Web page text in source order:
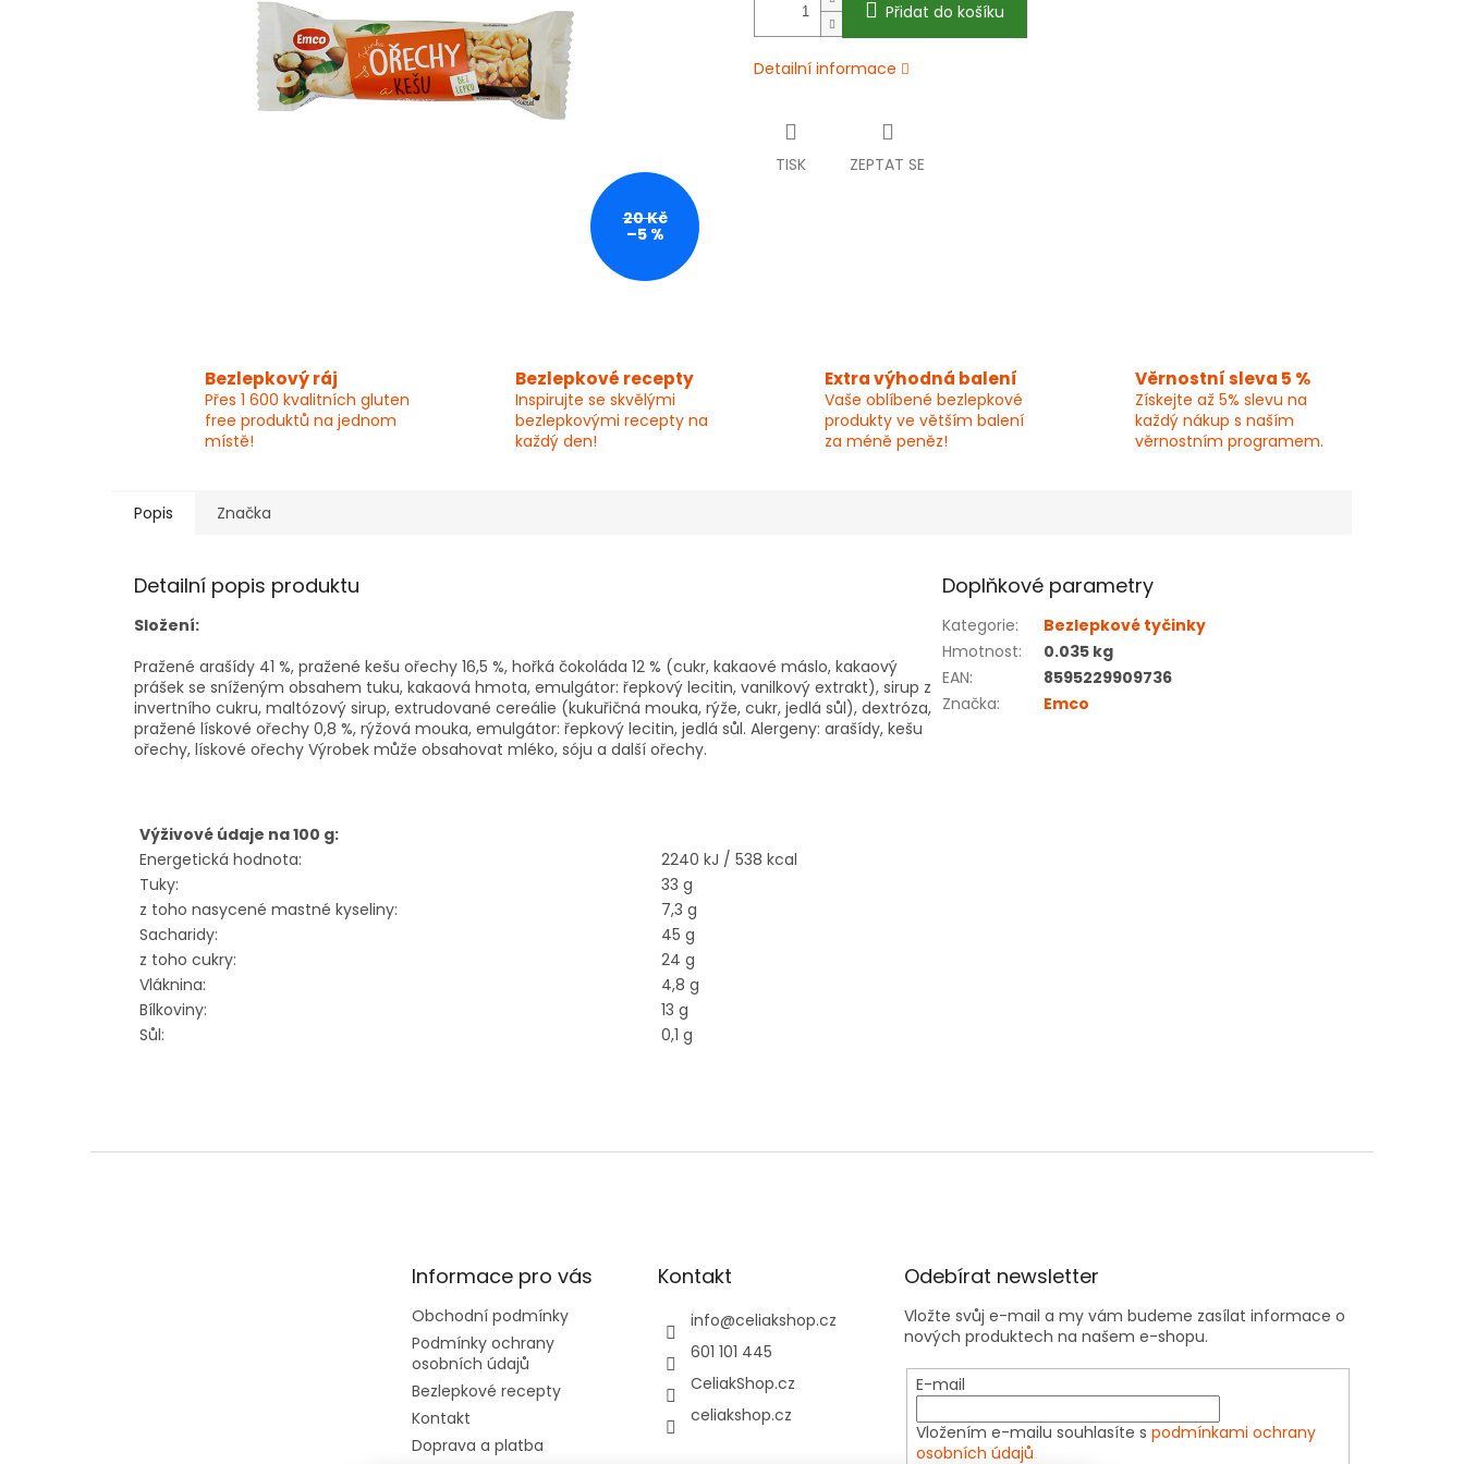
20 Kč
–5 %
Přidat do košíku
Detailní informace
TISK ZEPTAT SE
Bezlepkový ráj
Přes 1 600 kvalitních gluten
free produktů na jednom
místě!
Bezlepkové recepty
Inspirujte se skvělými
bezlepkovými recepty na
každý den!
Extra výhodná balení
Vaše oblíbené bezlepkové
produkty ve větším balení
za méně peněz!
Věrnostní sleva 5 %
Získejte až 5% slevu na
každý nákup s naším
věrnostním programem.
Popis Značka
Detailní popis produktu
Složení:
Pražené arašídy 41 %, pražené kešu ořechy 16,5 %, hořká čokoláda 12 % (cukr, kakaové máslo, kakaový
prášek se sníženým obsahem tuku, kakaová hmota, emulgátor: řepkový lecitin, vanilkový extrakt), sirup z
invertního cukru, maltózový sirup, extrudované cereálie (kukuřičná mouka, rýže, cukr, jedlá sůl), dextróza,
pražené lískové ořechy 0,8 %, rýžová mouka, emulgátor: řepkový lecitin, jedlá sůl. Alergeny: arašídy, kešu
ořechy, lískové ořechy Výrobek může obsahovat mléko, sóju a další ořechy.
Výživové údaje na 100 g:
Energetická hodnota:
2240 kJ / 538 kcal
Tuky:
33 g
z toho nasycené mastné kyseliny:
7,3 g
Sacharidy:
45 g
z toho cukry:
24 g
Vláknina:
4,8 g
Bílkoviny:
13 g
Sůl:
0,1 g
Doplňkové parametry
Kategorie:
Bezlepkové tyčinky
Hmotnost:
0.035 kg
EAN:
8595229909736
Značka: Emco
Informace pro vás
Obchodní podmínky
Podmínky ochrany
osobních údajů
Bezlepkové recepty
Kontakt
Doprava a platba
Kontakt
info@celiakshop.cz
601 101 445
CeliakShop.cz
celiakshop.cz
Odebírat newsletter
Vložte svůj e-mail a my vám budeme zasílat informace o
nových produktech na našem e-shopu.
E-mail
Vložením e-mailu souhlasíte spodmínkami ochrany
osobních údajů